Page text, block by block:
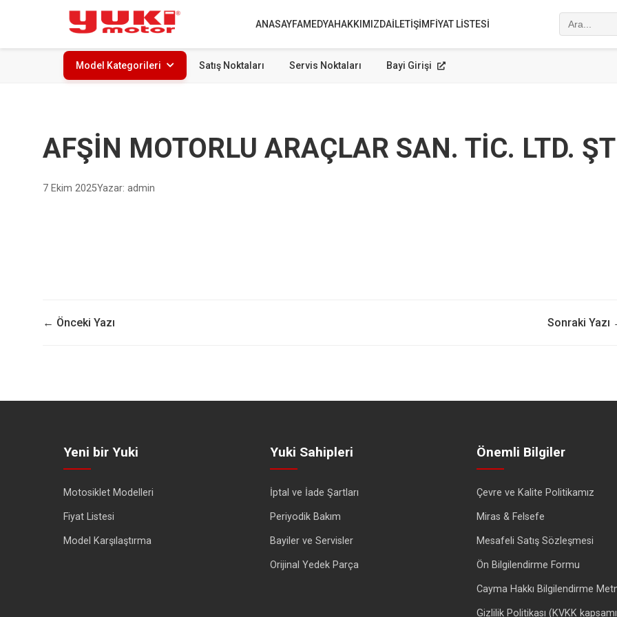
ANASAYFAMEDYAHAKKIMIZDAİLETIŞIM FIYAT LISTESI
Model Kategorileri Satış Noktaları Servis Noktaları Bayi Girişi
AFŞİN MOTORLU ARAÇLAR SAN. TİC. LTD.
7 Ekim 2025Yazar: admin
← Önceki Yazı Sonraki Yazı
Yeni bir Yuki
Motosiklet Modelleri
Fiyat Listesi
Model Karşılaştırma
Yuki Sahipleri
İptal ve İade Şartları
Periyodik Bakım
Bayiler ve Servisler
Orijinal Yedek Parça
Önemli Bilgiler
Çevre ve Kalite Politikamız
Miras & Felsefe
Mesafeli Satış Sözleşmesi
Ön Bilgilendirme Formu
Cayma Hakkı Bilgilendirme
Gizlilik Politikası (KVKK